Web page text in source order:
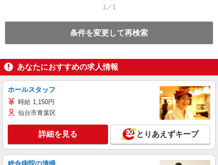
1／1
条件を変更して再検索
あなたにおすすめの求人情報
ホールスタッフ
時給 1,150円
仙台市青葉区
詳細を見る とりあえずキープ